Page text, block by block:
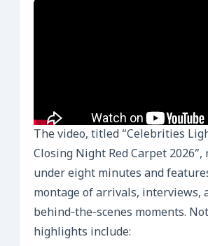
The video, titled “Celebrities
Closing Night Red Carpet
under eight minutes and
montage of arrivals, interviews,
behind‑the‑scenes moments.
highlights include: